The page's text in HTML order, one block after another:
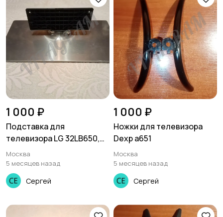
1 000 ₽
Подставка для
телевизора LG 32LB650,
32LF650V, MAZ640892
Москва
5 месяцев назад
Сергей
1 000 ₽
Ножки для телевизора
Dexp a651
Москва
5 месяцев назад
Сергей